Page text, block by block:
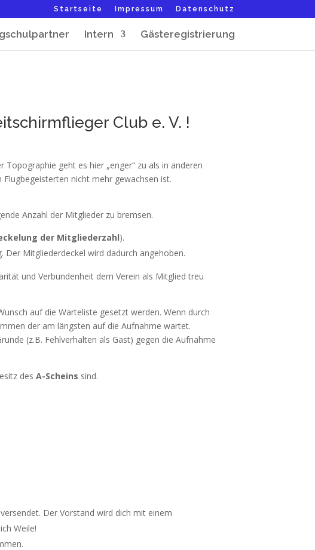
Startseite Impressum Datenschutz
Intern Gästeregistrierung
Club e. V. !
geht es hier „enger“ zu als in anderen
nicht mehr gewachsen ist.
Anzahl der Mitglieder zu bremsen.
der Mitgliederzahl).
Mitgliederdeckel wird dadurch angehoben.
und Verbundenheit dem Verein als Mitglied treu
auf die Warteliste gesetzt werden. Wenn durch
der am längsten auf die Aufnahme wartet.
(z.B. Fehlverhalten als Gast) gegen die Aufnahme
des A-Scheins sind.
Der Vorstand wird dich mit einem
Weile!